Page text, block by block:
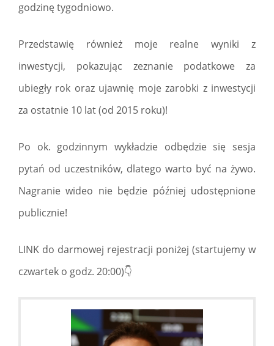
godzinę tygodniowo.
Przedstawię również moje realne wyniki z
inwestycji, pokazując zeznanie podatkowe za
ubiegły rok oraz ujawnię moje zarobki z inwestycji
za ostatnie 10 lat (od 2015 roku)!
Po ok. godzinnym wykładzie odbędzie się sesja
pytań od uczestników, dlatego warto być na żywo.
Nagranie wideo nie będzie później udostępnione
publicznie!
LINK do darmowej rejestracji poniżej (startujemy w
czwartek o godz. 20:00)👇